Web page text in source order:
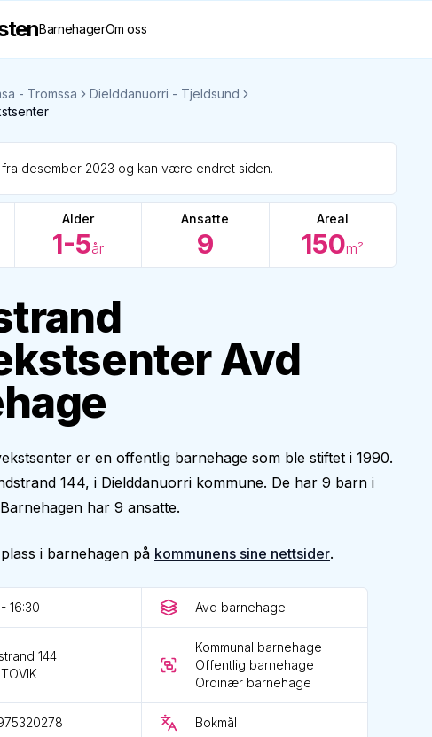
BarnehagerOm oss
- Tromssa
Dielddanuorri - Tjeldsund
desember 2023 og kan være endret siden.
Alder
1-5år
Ansatte
9
Areal
150m²
Avd
er en offentlig barnehage som ble stiftet i 1990.
144, i Dielddanuorri kommune. De har 9 barn i
har 9 ansatte.
i barnehagen på kommunens sine nettsider.
16:30 Avd barnehage
144
TOVIK
Kommunal barnehage
Offentlig barnehage
Ordinær barnehage
Bokmål